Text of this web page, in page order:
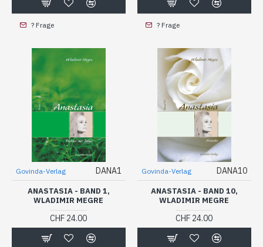
? Frage ? Frage
Govinda-Verlag DANA1
ANASTASIA - BAND 1,
WLADIMIR MEGRE
CHF 24.00
Govinda-Verlag DANA10
ANASTASIA - BAND 10,
WLADIMIR MEGRE
CHF 24.00